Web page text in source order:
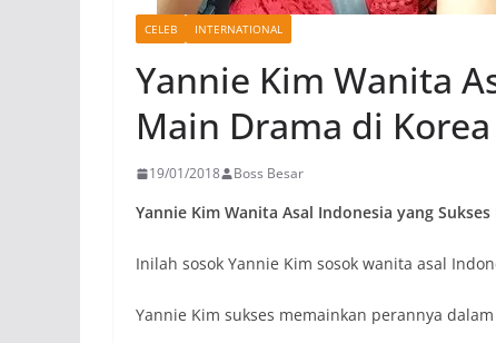
CELEB INTERNATIONAL
Yannie Kim Wanita
Main Drama di
19/01/2018 Boss Besar
Yannie Kim Wanita Asal Indonesia yang
Inilah sosok Yannie Kim sosok wanita asal
Yannie Kim sukses memainkan perannya